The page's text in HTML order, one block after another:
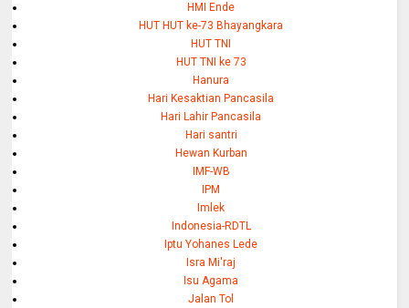
HMI Ende
HUT HUT ke-73 Bhayangkara
HUT TNI
HUT TNI ke 73
Hanura
Hari Kesaktian Pancasila
Hari Lahir Pancasila
Hari santri
Hewan Kurban
IMF-WB
IPM
Imlek
Indonesia-RDTL
Iptu Yohanes Lede
Isra Mi'raj
Isu Agama
Jalan Tol